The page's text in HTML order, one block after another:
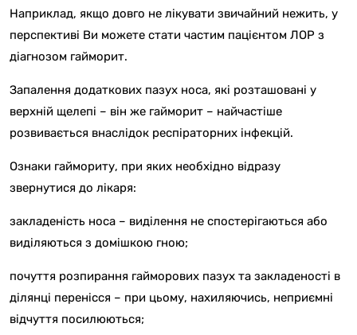
Наприклад, якщо довго не лікувати звичайний нежить, у
перспективі Ви можете стати частим пацієнтом ЛОР з
діагнозом гайморит.
Запалення додаткових пазух носа, які розташовані у
верхній щелепі – він же гайморит – найчастіше
розвивається внаслідок респіраторних інфекцій.
Ознаки гаймориту, при яких необхідно відразу
звернутися до лікаря:
закладеність носа – виділення не спостерігаються або
виділяються з домішкою гною;
почуття розпирання гайморових пазух та закладеності в
ділянці перенісся – при цьому, нахиляючись, неприємні
відчуття посилюються;